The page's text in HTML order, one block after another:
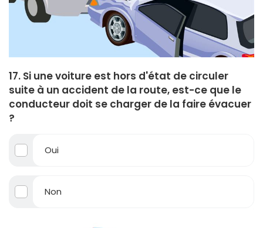
17. Si une voiture est hors d'état de circuler
suite à un accident de la route, est-ce que le
conducteur doit se charger de la faire évacuer
?
Oui
Non